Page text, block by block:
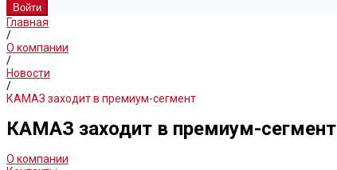
Главная
/
О компании
/
Новости
/
КАМАЗ заходит в премиум-сегмент
КАМАЗ заходит в премиум-сегмент
О компании